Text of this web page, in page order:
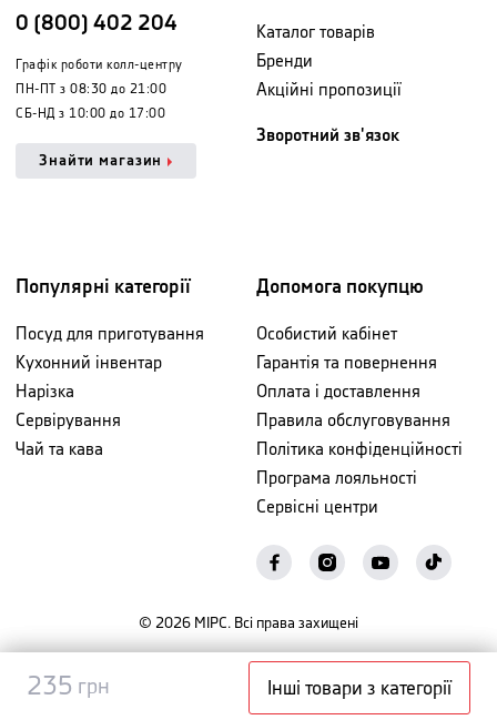
235 грн
про наявність
235 грн Інші товари з категорії
0 (800) 402 204
Графік роботи колл-центру
ПН-ПТ з 08:30 до 21:00
СБ-НД з 10:00 до 17:00
Знайти магазин
Каталог товарів
Бренди
Акційні пропозиції
Зворотний зв'язок
Популярні категорії
Посуд для приготування
Кухонний інвентар
Нарізка
Сервірування
Чай та кава
Допомога покупцю
Особистий кабінет
Гарантія та повернення
Оплата і доставлення
Правила обслуговування
Політика конфіденційності
Програма лояльності
Сервісні центри
© 2026 МІРС. Всі права захищені